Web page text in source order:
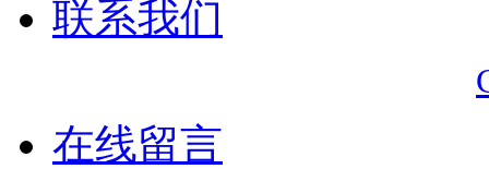
联系我们
在线留言